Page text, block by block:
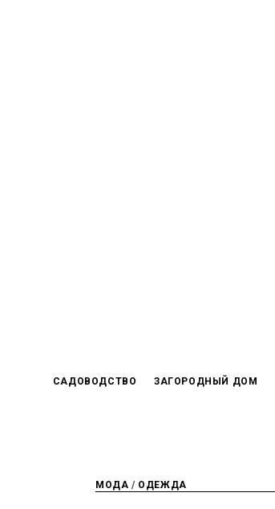
САДОВОДСТВО ЗАГОРОДНЫЙ ДОМ
МОДА / ОДЕЖДА